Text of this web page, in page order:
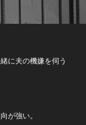
に夫の機嫌を伺う
が強い。